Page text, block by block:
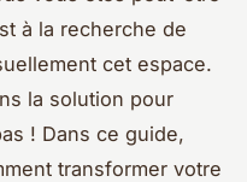
à la recherche de
cet espace.
la solution pour
! Dans ce guide,
transformer votre